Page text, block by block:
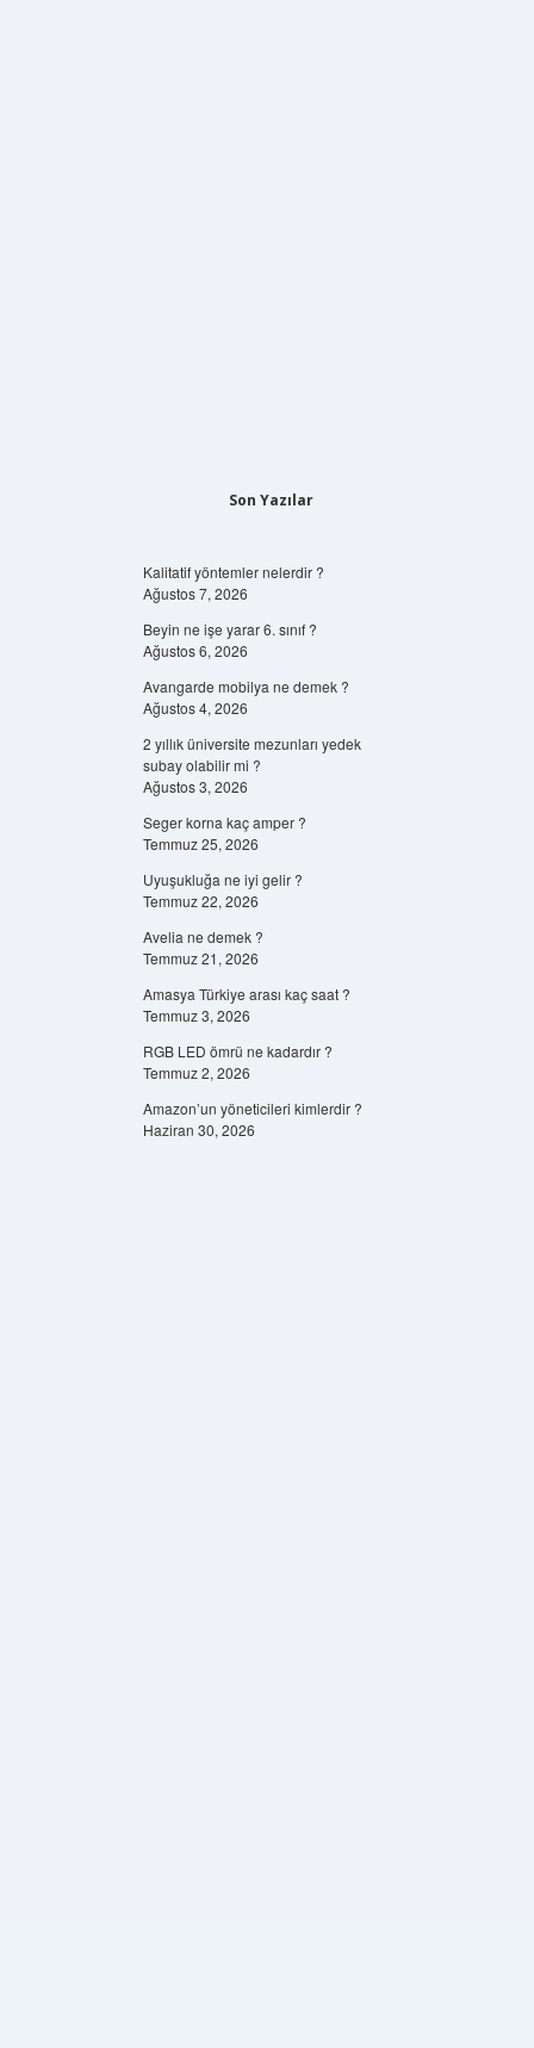
Son Yazılar
Kalitatif yöntemler nelerdir ?
Ağustos 7, 2026
Beyin ne işe yarar 6. sınıf ?
Ağustos 6, 2026
Avangarde mobilya ne demek ?
Ağustos 4, 2026
2 yıllık üniversite mezunları yedek
subay olabilir mi ?
Ağustos 3, 2026
Seger korna kaç amper ?
Temmuz 25, 2026
Uyuşukluğa ne iyi gelir ?
Temmuz 22, 2026
Avelia ne demek ?
Temmuz 21, 2026
Amasya Türkiye arası kaç saat ?
Temmuz 3, 2026
RGB LED ömrü ne kadardır ?
Temmuz 2, 2026
Amazon’un yöneticileri kimlerdir ?
Haziran 30, 2026